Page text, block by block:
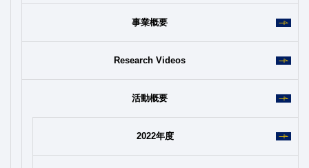
事業概要
Research Videos
活動概要
2022年度